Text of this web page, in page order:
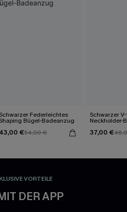
Schwarzer Federleichtes
Shaping Bügel-Badeanzug
43,00 €54,00 €
Schwarzer
Neckholder-
37,00 €
VORTEILE
DER APP